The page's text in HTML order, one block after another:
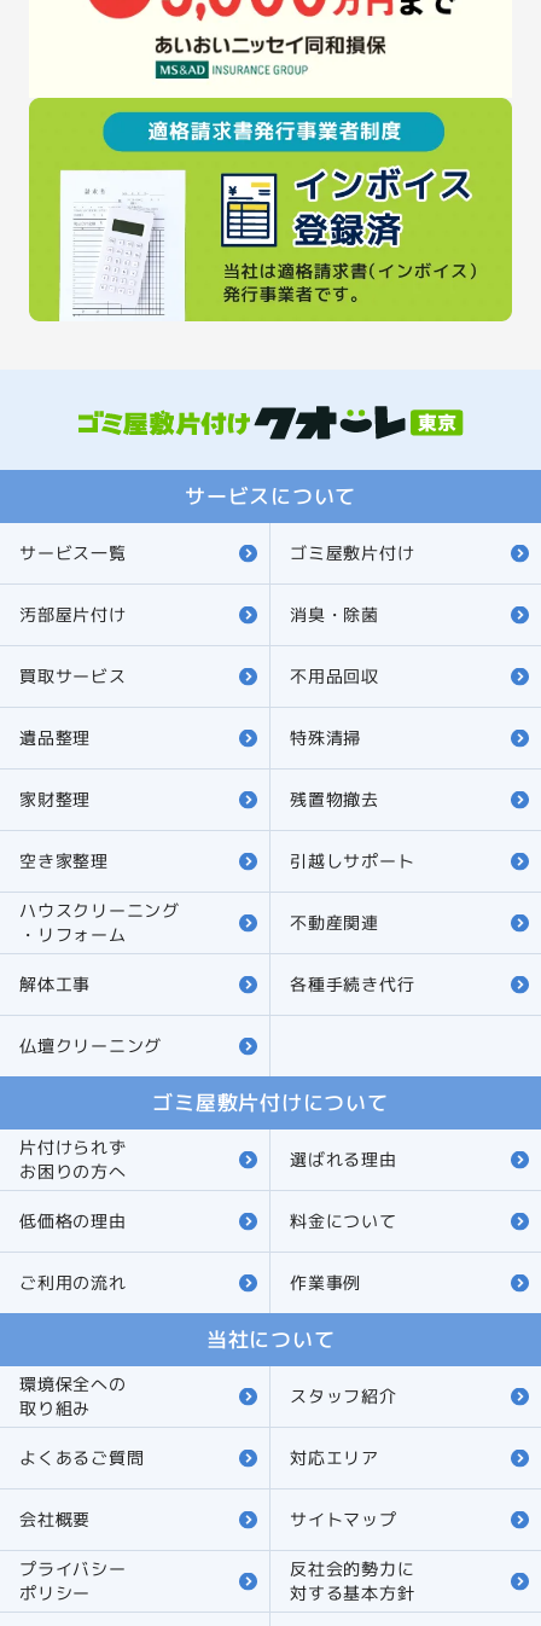
サービスについて
サービス一覧 ゴミ屋敷片付け
汚部屋片付け 消臭・除菌
買取サービス 不用品回収
遺品整理 特殊清掃
家財整理 残置物撤去
空き家整理 引越しサポート
ハウスクリーニング
・リフォーム
不動産関連
解体工事 各種手続き代行
仏壇クリーニング
ゴミ屋敷片付けについて
片付けられず
お困りの方へ
選ばれる理由
低価格の理由 料金について
ご利用の流れ 作業事例
当社について
環境保全への
取り組み
スタッフ紹介
よくあるご質問 対応エリア
会社概要 サイトマップ
プライバシー
ポリシー
反社会的勢力に
対する基本方針